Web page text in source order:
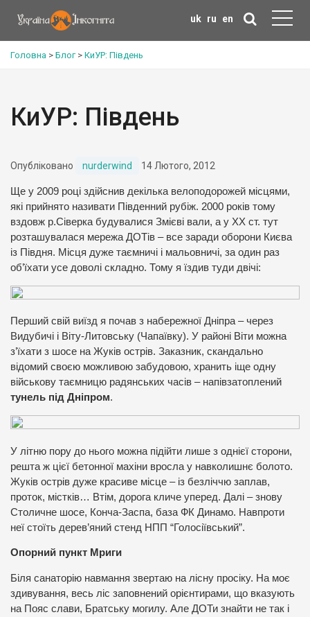
uk ru en
Головна > Блог> КиУР: Південь
КиУР: Південь
Опубліковано nurderwind 14 Лютого, 2012
Ще у 2009 році здійснив декілька велоподорожей місцями,
які прийнято називати Південний рубіж. 2000 років тому
вздовж р.Сіверка будувалися Змієві вали, а у ХХ ст. тут
розташувалася мережа ДОТів – все заради оборони Києва
із Півдня. Місця дуже таємничі і мальовничі, за один раз
об’їхати усе доволі складно. Тому я їздив туди двічі:
Перший свій виїзд я почав з набережної Дніпра – через
Видубичі і Віту-Литовську (Чапаївку). У районі Віти можна
з’їхати з шосе на Жуків острів. Заказник, скандально
відомий своєю можливою забудовою, хранить іще одну
військову таємницю радянських часів – напівзатоплений
тунель під Дніпром.
У літню пору до нього можна підійти лише з однієї сторони,
решта ж цієї бетонної махіни вросла у навколишнє болото.
Жуків острів дуже красиве місце – із безліччю заплав,
проток, містків… Втім, дорога кличе уперед. Далі – знову
Столичне шосе, Конча-Заспа, база ФК Динамо. Навпроти
неї стоїть дерев’яний стенд НПП “Голосіївський”.
Опорний пункт Мриги
Біля санаторію навмання звертаю на лісну просіку. На моє
здивування, весь ліс заповнений орієнтирами, що вказують
на Пояс слави, Братську могилу. Але ДОТи знайти не так і